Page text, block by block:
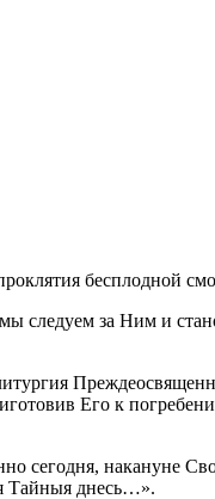
бесплодной
следуем за Ним и
Его к
сегодня, накануне
Тайныя днесь…».